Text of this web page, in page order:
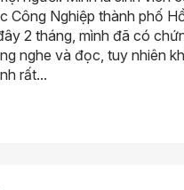
Công Nghiệp thành phố
2 tháng, mình đã có
nghe và đọc, tuy nhiên
rất...